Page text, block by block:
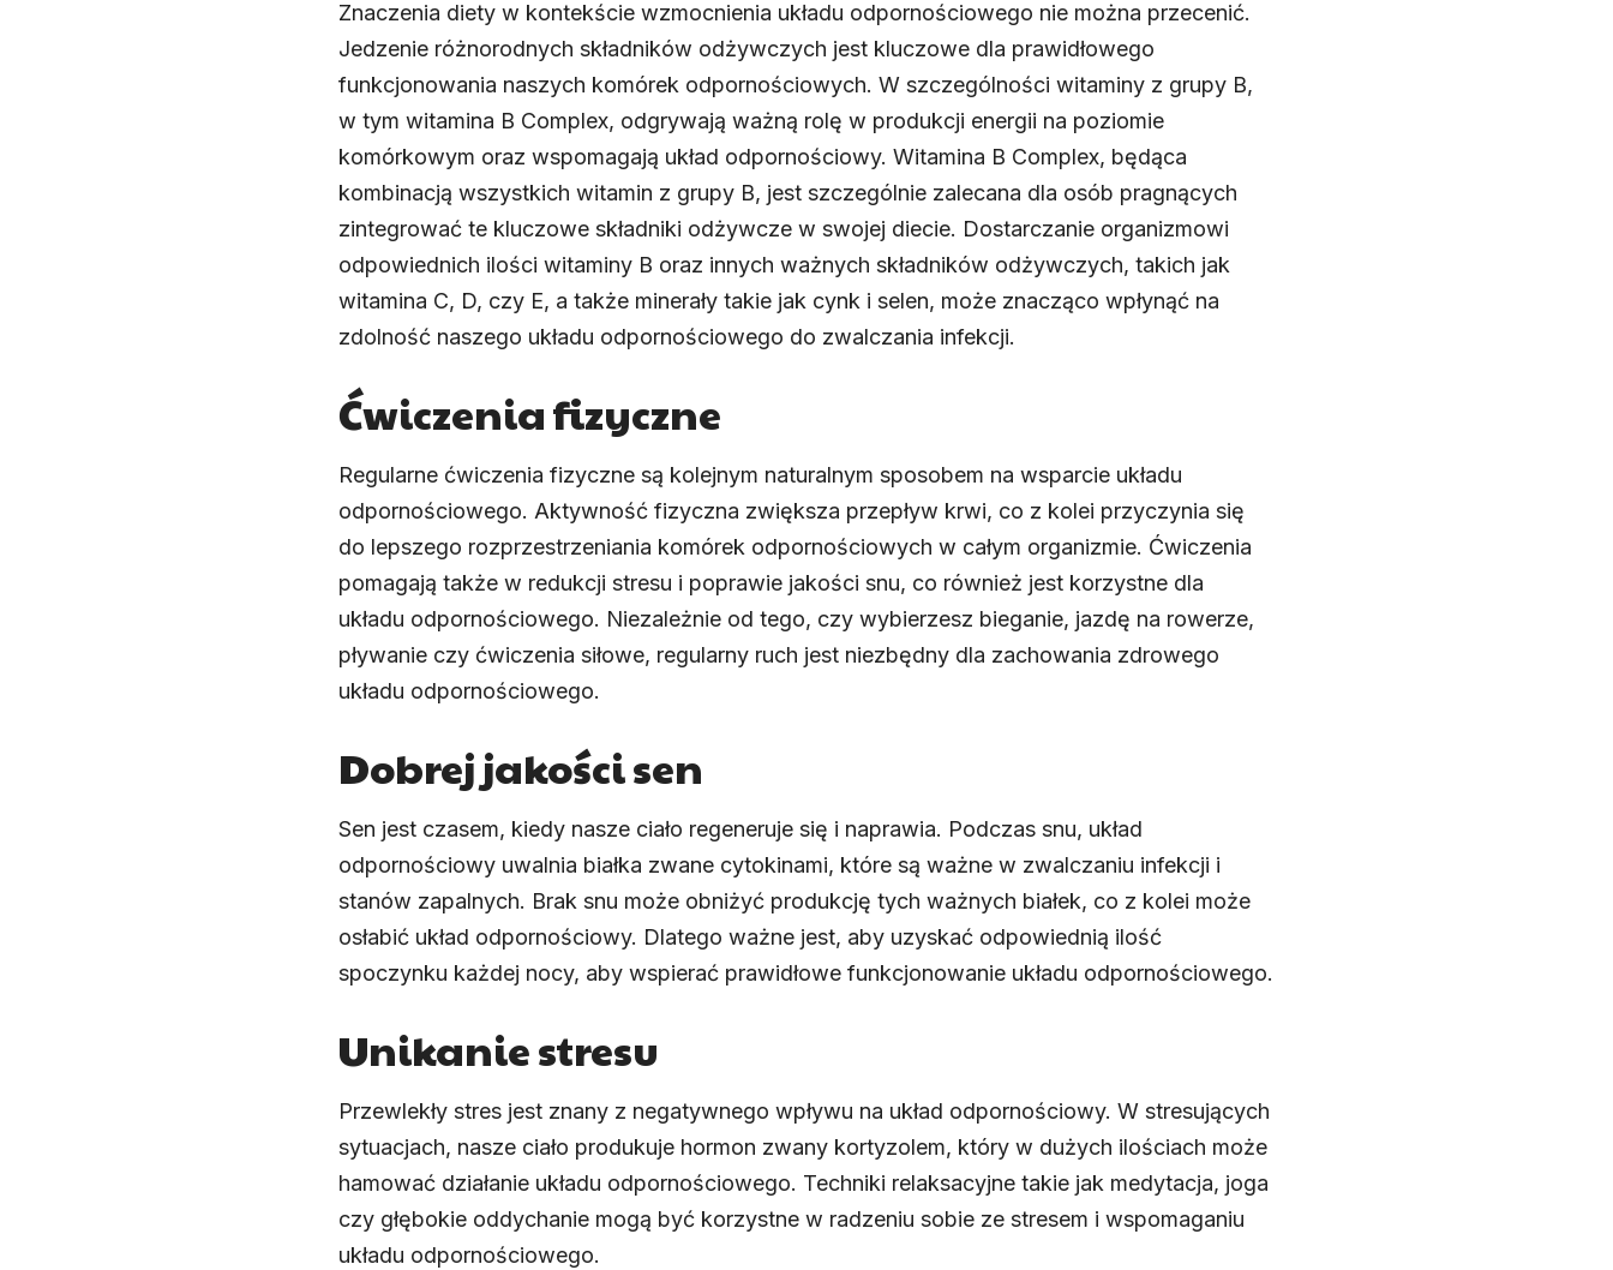
Znaczenia diety w kontekście wzmocnienia układu odpornościowego nie można przecenić.
Jedzenie różnorodnych składników odżywczych jest kluczowe dla prawidłowego
funkcjonowania naszych komórek odpornościowych. W szczególności witaminy z grupy B,
w tym witamina B Complex, odgrywają ważną rolę w produkcji energii na poziomie
komórkowym oraz wspomagają układ odpornościowy. Witamina B Complex, będąca
kombinacją wszystkich witamin z grupy B, jest szczególnie zalecana dla osób pragnących
zintegrować te kluczowe składniki odżywcze w swojej diecie. Dostarczanie organizmowi
odpowiednich ilości witaminy B oraz innych ważnych składników odżywczych, takich jak
witamina C, D, czy E, a także minerały takie jak cynk i selen, może znacząco wpłynąć na
zdolność naszego układu odpornościowego do zwalczania infekcji.
Ćwiczenia fizyczne
Regularne ćwiczenia fizyczne są kolejnym naturalnym sposobem na wsparcie układu
odpornościowego. Aktywność fizyczna zwiększa przepływ krwi, co z kolei przyczynia się
do lepszego rozprzestrzeniania komórek odpornościowych w całym organizmie. Ćwiczenia
pomagają także w redukcji stresu i poprawie jakości snu, co również jest korzystne dla
układu odpornościowego. Niezależnie od tego, czy wybierzesz bieganie, jazdę na rowerze,
pływanie czy ćwiczenia siłowe, regularny ruch jest niezbędny dla zachowania zdrowego
układu odpornościowego.
Dobrej jakości sen
Sen jest czasem, kiedy nasze ciało regeneruje się i naprawia. Podczas snu, układ
odpornościowy uwalnia białka zwane cytokinami, które są ważne w zwalczaniu infekcji i
stanów zapalnych. Brak snu może obniżyć produkcję tych ważnych białek, co z kolei może
osłabić układ odpornościowy. Dlatego ważne jest, aby uzyskać odpowiednią ilość
spoczynku każdej nocy, aby wspierać prawidłowe funkcjonowanie układu odpornościowego.
Unikanie stresu
Przewlekły stres jest znany z negatywnego wpływu na układ odpornościowy. W stresujących
sytuacjach, nasze ciało produkuje hormon zwany kortyzolem, który w dużych ilościach może
hamować działanie układu odpornościowego. Techniki relaksacyjne takie jak medytacja, joga
czy głębokie oddychanie mogą być korzystne w radzeniu sobie ze stresem i wspomaganiu
układu odpornościowego.